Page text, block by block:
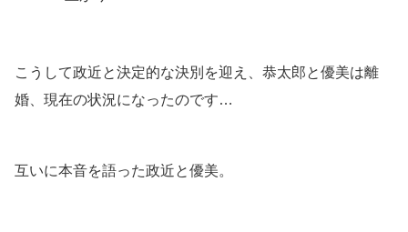
こうして政近と決定的な決別を迎え、恭太郎と優美は離
婚、現在の状況になったのです…
互いに本音を語った政近と優美。